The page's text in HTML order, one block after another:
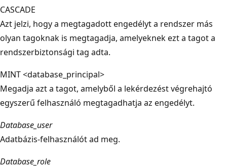
CASCADE
Azt jelzi, hogy a megtagadott engedélyt a rendszer más
olyan tagoknak is megtagadja, amelyeknek ezt a tagot a
rendszerbiztonsági tag adta.
MINT <database_principal>
Megadja azt a tagot, amelyből a lekérdezést végrehajtó
egyszerű felhasználó megtagadhatja az engedélyt.
Database_user
Adatbázis-felhasználót ad meg.
Database_role